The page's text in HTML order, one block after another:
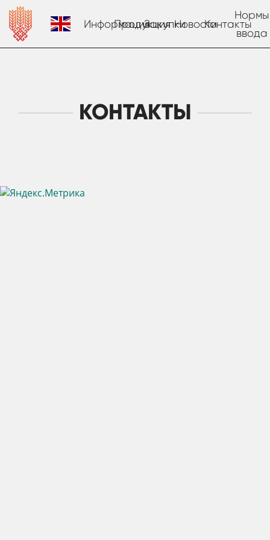
Информация
Продукция
ЗакупкиНовостиКонтакты
Нормы
ввода
КОНТАКТЫ